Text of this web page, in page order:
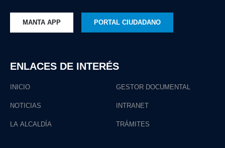
MANTA APP PORTAL CIUDADANO
ENLACES DE INTERÉS
INICIO
NOTICIAS
LA ALCALDÍA
GESTOR DOCUMENTAL
INTRANET
TRÁMITES